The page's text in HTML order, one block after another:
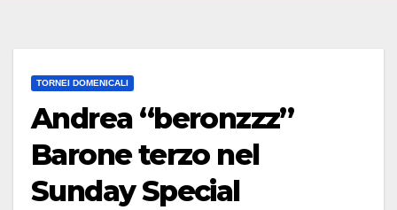
TORNEI DOMENICALI
Andrea “beronzzz”
Barone terzo nel
Sunday Special